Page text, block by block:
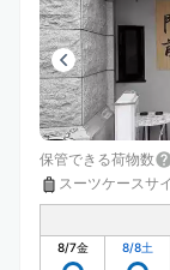
保管できる荷物数
スーツケースサ
8/7金 8/8土